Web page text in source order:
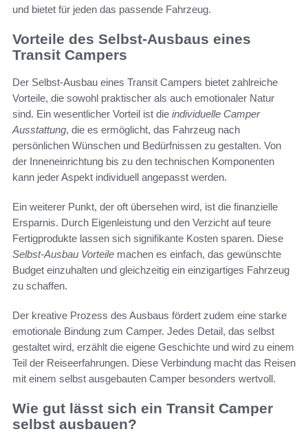
und bietet für jeden das passende Fahrzeug.
Vorteile des Selbst-Ausbaus eines
Transit Campers
Der Selbst-Ausbau eines Transit Campers bietet zahlreiche
Vorteile, die sowohl praktischer als auch emotionaler Natur
sind. Ein wesentlicher Vorteil ist die individuelle Camper
Ausstattung, die es ermöglicht, das Fahrzeug nach
persönlichen Wünschen und Bedürfnissen zu gestalten. Von
der Inneneinrichtung bis zu den technischen Komponenten
kann jeder Aspekt individuell angepasst werden.
Ein weiterer Punkt, der oft übersehen wird, ist die finanzielle
Ersparnis. Durch Eigenleistung und den Verzicht auf teure
Fertigprodukte lassen sich signifikante Kosten sparen. Diese
Selbst-Ausbau Vorteile machen es einfach, das gewünschte
Budget einzuhalten und gleichzeitig ein einzigartiges Fahrzeug
zu schaffen.
Der kreative Prozess des Ausbaus fördert zudem eine starke
emotionale Bindung zum Camper. Jedes Detail, das selbst
gestaltet wird, erzählt die eigene Geschichte und wird zu einem
Teil der Reiseerfahrungen. Diese Verbindung macht das Reisen
mit einem selbst ausgebauten Camper besonders wertvoll.
Wie gut lässt sich ein Transit Camper
selbst ausbauen?